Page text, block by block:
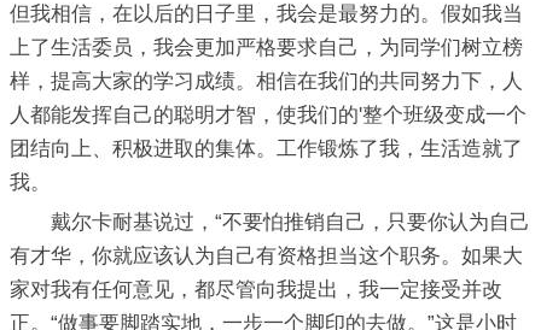
但我相信，在以后的日子里，我会是最努力的。假如我当
上了生活委员，我会更加严格要求自己，为同学们树立榜
样，提高大家的学习成绩。相信在我们的共同努力下，人
人都能发挥自己的聪明才智，使我们的'整个班级变成一个
团结向上、积极进取的集体。工作锻炼了我，生活造就了
我。
戴尔卡耐基说过，“不要怕推销自己，只要你认为自己
有才华，你就应该认为自己有资格担当这个职务。如果大
家对我有任何意见，都尽管向我提出，我一定接受并改
正。“做事要脚踏实地，一步一个脚印的去做。”这是小时